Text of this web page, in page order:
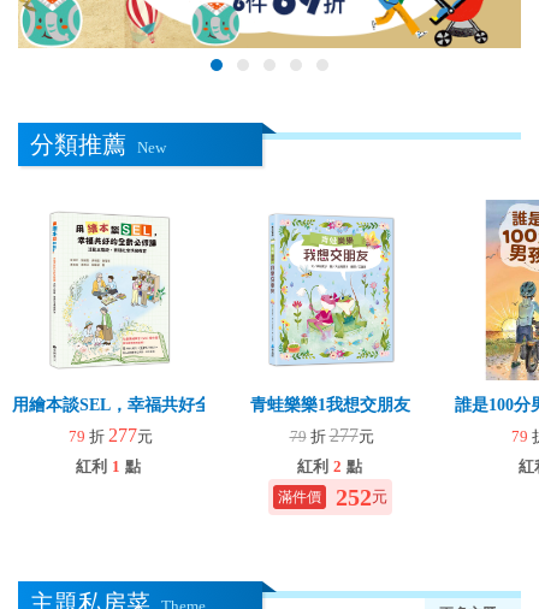
分類推薦 New
用繪本談SEL，幸福共好全齡必修課
79 折 277元
紅利 1 點
青蛙樂樂1我想交朋友
79 折277元
紅利 2 點
252元
誰是100
79
紅
主題私房菜